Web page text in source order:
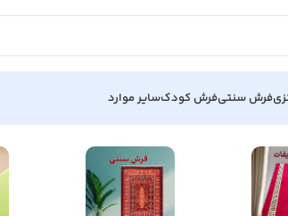
فرش سنتیفرش کودکسایر موارد